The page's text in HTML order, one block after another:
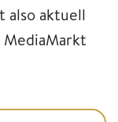
also aktuell
MediaMarkt